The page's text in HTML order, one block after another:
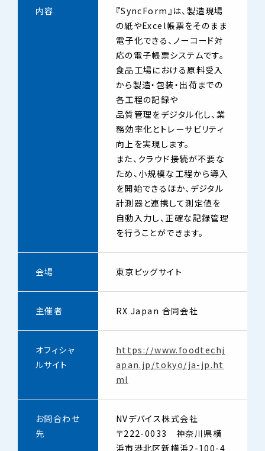
内容
『SyncForm』は、製造現場
の紙やExcel帳票をそのまま
電子化できる、ノーコード対
応の電子帳票システムです。
食品工場における原料受入
から製造・包装・出荷までの
各工程の記録や
品質管理をデジタル化し、業
務効率化とトレーサビリティ
向上を実現します。
また、クラウド接続が不要な
ため、小規模な工程から導入
を開始できるほか、デジタル
計測器と連携して測定値を
自動入力し、正確な記録管理
を行うことができます。
会場 東京ビッグサイト
主催者 RX Japan 合同会社
オフィシャ
ルサイト
https://www.foodtechj
apan.jp/tokyo/ja-jp.ht
ml
お問合わせ
先
NVデバイス株式会社
〒222-0033 神奈川県横
浜市港北区新横浜2-100-4